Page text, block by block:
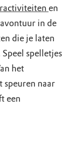
en
in de
die je laten
spelletjes
het
speuren naar
een